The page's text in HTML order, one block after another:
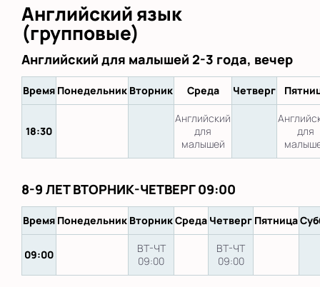
Английский язык
(групповые)
Английский для малышей 2-3 года, вечер
Время Понедельник Вторник Среда Четверг
18:30
Английский
для
малышей
для
8-9 ЛЕТ ВТОРНИК-ЧЕТВЕРГ 09:00
Время Понедельник ВторникСреда Четверг Пятница
09:00
ВТ-ЧТ
09:00
ВТ-ЧТ
09:00